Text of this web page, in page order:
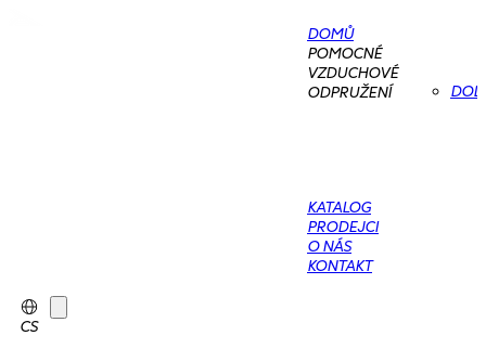
DOMŮ
POMOCNÉ
VZDUCHOVÉ
ODPRUŽENÍ
KATALOG
PRODEJCI
O NÁS
KONTAKT
CS